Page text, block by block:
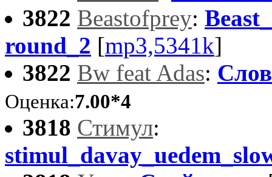
3822 Beastofprey:
round_2 [mp3,5341k]
3822 Bw feat Adas:
Оценка:7.00*4
3818 Стимул: